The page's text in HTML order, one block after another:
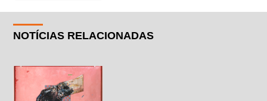
NOTÍCIAS RELACIONADAS